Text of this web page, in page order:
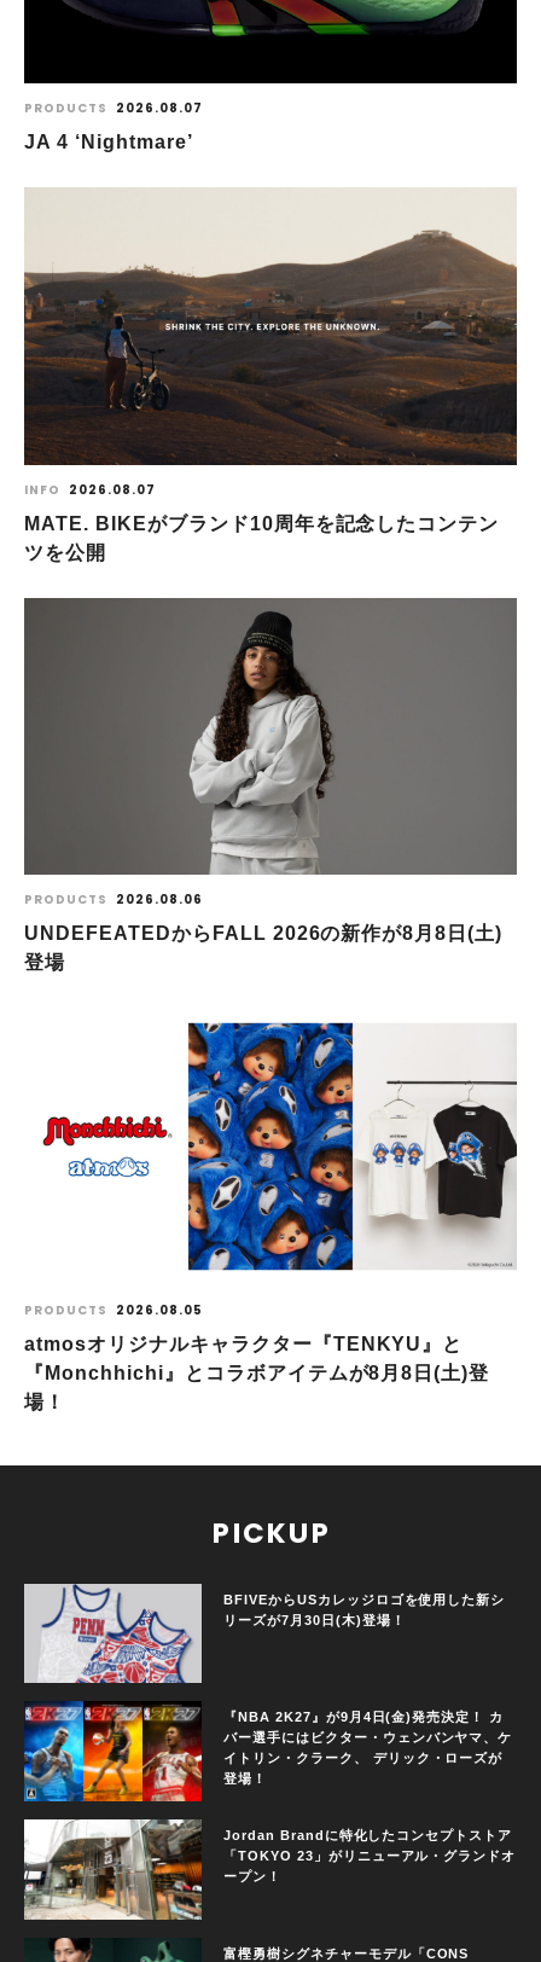
PRODUCTS 2026.08.07
JA 4 ‘Nightmare’
INFO 2026.08.07
MATE. BIKEがブランド10周年を記念したコンテン
ツを公開
PRODUCTS 2026.08.06
UNDEFEATEDからFALL 2026の新作が8⽉8⽇(⼟)
登場
PRODUCTS 2026.08.05
atmosオリジナルキャラクター『TENKYU』と
『Monchhichi』とコラボアイテムが8月8日(土)登
場！
PICKUP
BFIVEからUSカレッジロゴを使用した新シ
リーズが7月30日(木)登場！
『NBA 2K27』が9月4日(金)発売決定！ カ
バー選手にはビクター・ウェンバンヤマ、ケ
イトリン・クラーク、 デリック・ローズが
登場！
Jordan Brandに特化したコンセプトストア
「TOKYO 23」がリニューアル・グランドオ
ープン！
富樫勇樹シグネチャーモデル「CONS